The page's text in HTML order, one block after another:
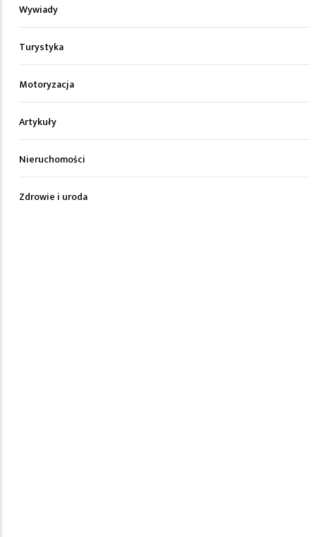
Wywiady
Turystyka
Motoryzacja
Artykuły
Nieruchomości
Zdrowie i uroda